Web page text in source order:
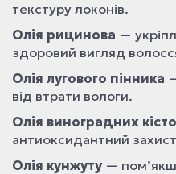
текстуру локонів.
Олія рицинова —
здоровий вигляд
Олія лугового пінника
від втрати вологи.
Олія виноградних
антиоксидантний
Олія кунжуту —